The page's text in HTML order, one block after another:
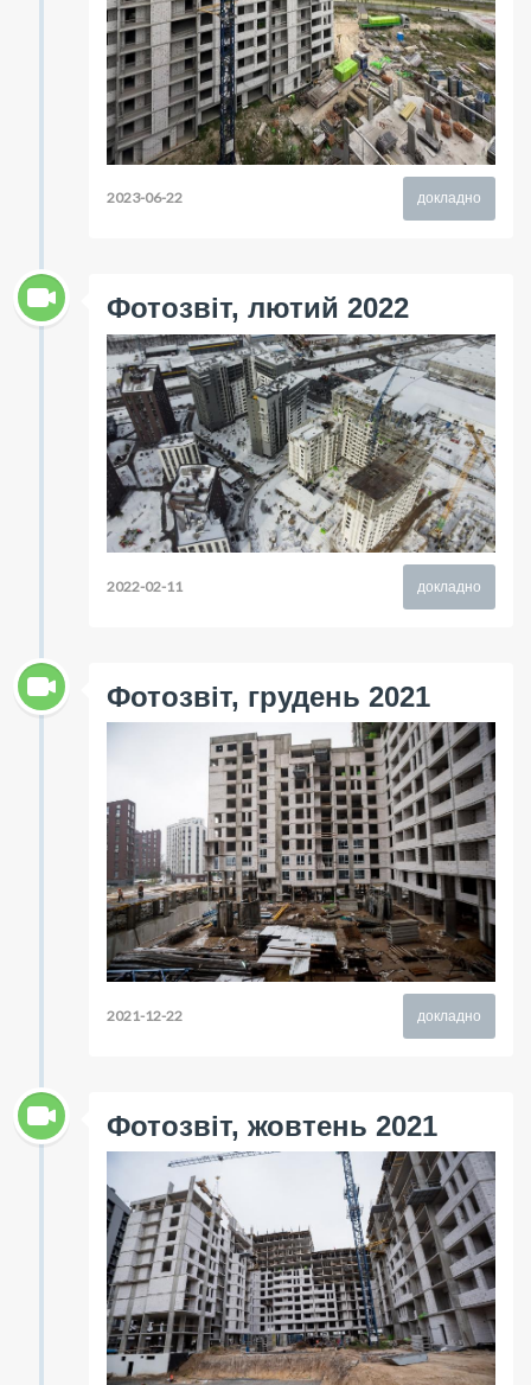
докладно
2023-06-22
Фотозвіт, лютий 2022
докладно
2022-02-11
Фотозвіт, грудень 2021
докладно
2021-12-22
Фотозвіт, жовтень 2021